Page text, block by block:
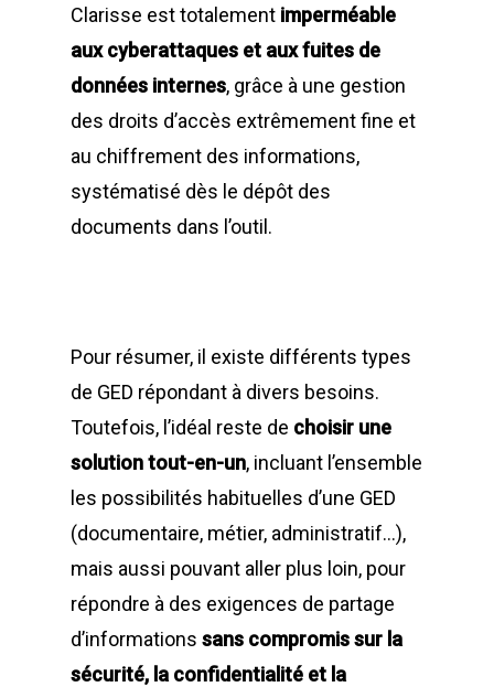
Clarisse est totalement imperméable
aux cyberattaques et aux fuites de
données internes, grâce à une gestion
des droits d’accès extrêmement fine et
au chiffrement des informations,
systématisé dès le dépôt des
documents dans l’outil.
Pour résumer, il existe différents types
de GED répondant à divers besoins.
Toutefois, l’idéal reste de choisir une
solution tout-en-un, incluant l’ensemble
les possibilités habituelles d’une GED
(documentaire, métier, administratif…),
mais aussi pouvant aller plus loin, pour
répondre à des exigences de partage
d’informations sans compromis sur la
sécurité, la confidentialité et la